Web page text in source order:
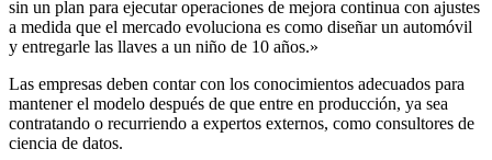
sin un plan para ejecutar operaciones de mejora continua con ajustes
a medida que el mercado evoluciona es como diseñar un automóvil
y entregarle las llaves a un niño de 10 años.»
Las empresas deben contar con los conocimientos adecuados para
mantener el modelo después de que entre en producción, ya sea
contratando o recurriendo a expertos externos, como consultores de
ciencia de datos.